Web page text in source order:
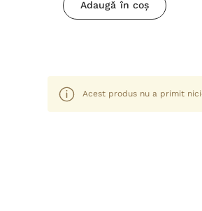
Adaugă în coș
Acest produs nu a primit